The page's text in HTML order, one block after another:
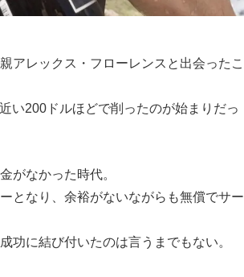
アレックス・フローレンスと出会ったこ
い200ドルほどで削ったのが始まりだっ
がなかった時代。
となり、余裕がないながらも無償でサー
功に結び付いたのは言うまでもない。